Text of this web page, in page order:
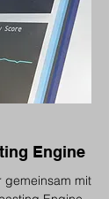
Engine
gemeinsam mit